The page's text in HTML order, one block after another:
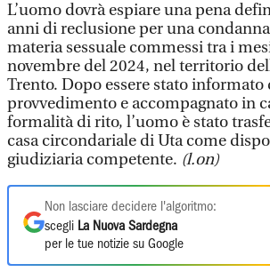
L’uomo dovrà espiare una pena
anni di reclusione per una
materia sessuale commessi tra i
novembre del 2024, nel territorio
Trento. Dopo essere stato informato
provvedimento e accompagnato in
formalità di rito, l’uomo è stato
casa circondariale di Uta come
giudiziaria competente. (l.on)
Non lasciare decidere l'algoritmo:
scegli La Nuova Sardegna
per le tue notizie su Google